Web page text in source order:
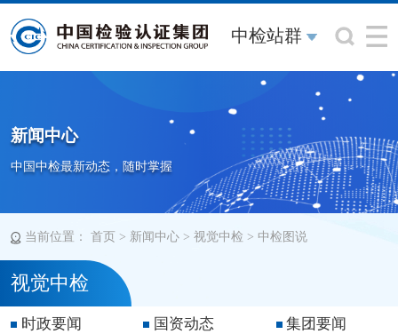
中检站群
新闻中心
中国中检最新动态，随时掌握
当前位置： 首页> 新闻中心> 视觉中检 > 中检图说
视觉中检
时政要闻 国资动态 集团要闻